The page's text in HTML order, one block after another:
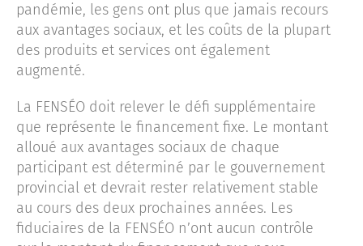
pandémie, les gens ont plus que jamais recours
aux avantages sociaux, et les coûts de la plupart
des produits et services ont également
augmenté.
La FENSÉO doit relever le défi supplémentaire
que représente le financement fixe. Le montant
alloué aux avantages sociaux de chaque
participant est déterminé par le gouvernement
provincial et devrait rester relativement stable
au cours des deux prochaines années. Les
fiduciaires de la FENSÉO n’ont aucun contrôle